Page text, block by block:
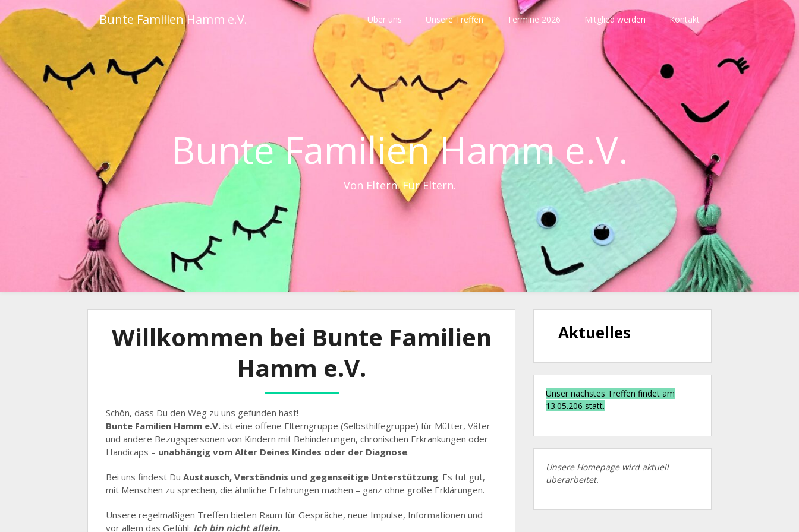
to
Bunte Familien Hamm e.V. Über uns Unsere Treffen Termine 2026 Mitglied werden Kontakt
Bunte Familien Hamm e.V.
Von Eltern. Für Eltern.
Willkommen bei Bunte Familien
Hamm e.V.
Schön, dass Du den Weg zu uns gefunden hast!
Bunte Familien Hamm e.V. ist eine offene Elterngruppe (Selbsthilfegruppe) für Mütter, Väter
und andere Bezugspersonen von Kindern mit Behinderungen, chronischen Erkrankungen oder
Handicaps – unabhängig vom Alter Deines Kindes oder der Diagnose.
Bei uns findest Du Austausch, Verständnis und gegenseitige Unterstützung. Es tut gut,
mit Menschen zu sprechen, die ähnliche Erfahrungen machen – ganz ohne große Erklärungen.
Unsere regelmäßigen Treffen bieten Raum für Gespräche, neue Impulse, Informationen und
vor allem das Gefühl: Ich bin nicht allein.
Aktuelles
Unser nächstes Treffen findet am
13.05.206 statt.
Unsere Homepage wird aktuell
überarbeitet.